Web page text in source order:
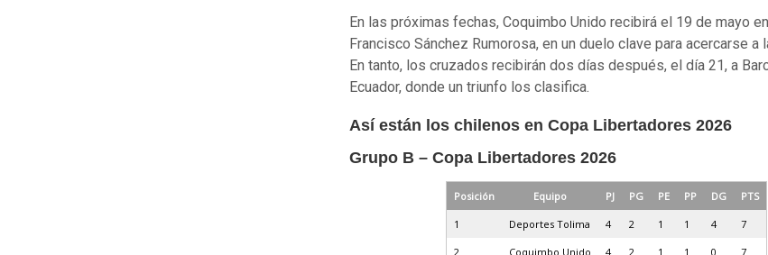
En las próximas fechas, Coquimbo Unido recibirá el 19 de mayo
Francisco Sánchez Rumorosa, en un duelo clave para acercarse a
En tanto, los cruzados recibirán dos días después, el día 21, a
Ecuador, donde un triunfo los clasifica.
Así están los chilenos en Copa Libertadores 2026
Grupo B – Copa Libertadores 2026
Posición Equipo PJ PG PE PP DG PTS
1 Deportes Tolima 4 2 1 1 4 7
2 Coquimbo Unido 4 2 1 1 0 7